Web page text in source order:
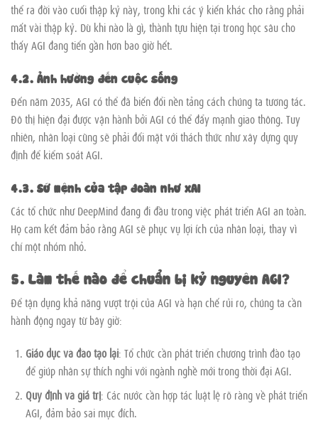
thể ra đời vào cuối thập kỷ này, trong khi các ý kiến khác cho rằng phải
mất vài thập kỷ. Dù khi nào là gì, thành tựu hiện tại trong học sâu cho
thấy AGI đang tiến gần hơn bao giờ hết.
4.2. Ảnh hưởng đến cuộc sống
Đến năm 2035, AGI có thể đã biến đổi nền tảng cách chúng ta tương tác.
Đô thị hiện đại được vận hành bởi AGI có thể đẩy mạnh giao thông. Tuy
nhiên, nhân loại cũng sẽ phải đối mặt với thách thức như xây dựng quy
định để kiểm soát AGI.
4.3. Sứ mệnh của tập đoàn như xAI
Các tổ chức như DeepMind đang đi đầu trong việc phát triển AGI an toàn.
Họ cam kết đảm bảo rằng AGI sẽ phục vụ lợi ích của nhân loại, thay vì
chỉ một nhóm nhỏ.
5. Làm thế nào để chuẩn bị kỷ nguyên AGI?
Để tận dụng khả năng vượt trội của AGI và hạn chế rủi ro, chúng ta cần
hành động ngay từ bây giờ:
Giáo dục và đào tạo lại: Tổ chức cần phát triển chương trình đào tạo
để giúp nhân sự thích nghi với ngành nghề mới trong thời đại AGI.
Quy định và giá trị: Các nước cần hợp tác luật lệ rõ ràng về phát triển
AGI, đảm bảo sai mục đích.